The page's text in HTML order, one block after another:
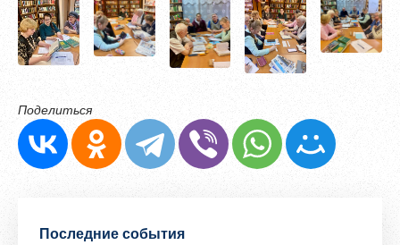
Поделиться
Последние события